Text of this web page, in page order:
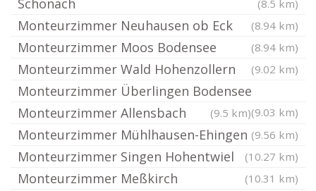
Schönach
(8.5 km)
Monteurzimmer Neuhausen ob Eck (8.94 km)
Monteurzimmer Moos Bodensee (8.94 km)
Monteurzimmer Wald Hohenzollern (9.02 km)
Monteurzimmer Überlingen Bodensee
(9.03 km)
Monteurzimmer Allensbach (9.5 km)
Monteurzimmer Mühlhausen-Ehingen (9.56 km)
Monteurzimmer Singen Hohentwiel (10.27 km)
Monteurzimmer Meßkirch (10.31 km)